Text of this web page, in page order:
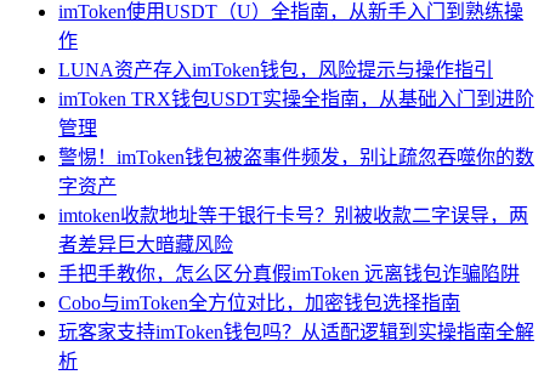
imToken使用USDT（U）全指南，从新手入门到熟练操
作
LUNA资产存入imToken钱包，风险提示与操作指引
imToken TRX钱包USDT实操全指南，从基础入门到进阶
管理
警惕！imToken钱包被盗事件频发，别让疏忽吞噬你的数
字资产
imtoken收款地址等于银行卡号？别被收款二字误导，两
者差异巨大暗藏风险
手把手教你，怎么区分真假imToken 远离钱包诈骗陷阱
Cobo与imToken全方位对比，加密钱包选择指南
玩客家支持imToken钱包吗？从适配逻辑到实操指南全解
析